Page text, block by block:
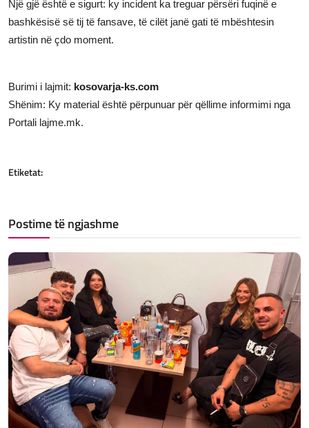
Një gjë është e sigurt: ky incident ka treguar përsëri fuqinë e
bashkësisë së tij të fansave, të cilët janë gati të mbështesin
artistin në çdo moment.
Burimi i lajmit: kosovarja-ks.com
Shënim: Ky material është përpunuar për qëllime informimi nga
Portali lajme.mk.
Etiketat:
Postime të ngjashme